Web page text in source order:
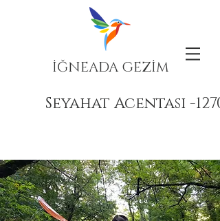
İĞNEADA GEZİM
Seyahat Acentası -